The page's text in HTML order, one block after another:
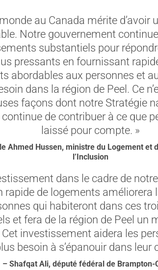
au Canada mérite d’avoir
Notre gouvernement
substantiels pour
pressants en fournissant
abordables aux personnes et
dans la région de Peel. Ce
façons dont notre Stratégie
continue de contribuer à ce que
laissé pour compte. »
Ahmed Hussen, ministre du Logement et
l’Inclusion
dans le cadre de
rapide de logements améliorera
qui habiteront dans ces
et fera de la région de Peel un
Cet investissement aidera les
besoin à s’épanouir dans leur
– Shafqat Ali, député fédéral de Brampton-